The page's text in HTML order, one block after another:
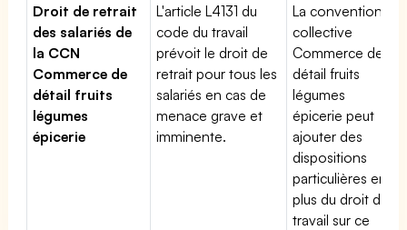
Droit de retrait
des salariés de
la CCN
Commerce de
détail fruits
légumes
épicerie
L'article L4131 du
code du travail
prévoit le droit de
retrait pour tous les
salariés en cas de
menace grave et
imminente.
La convention
collective
Commerce de
détail fruits
légumes
épicerie peut
ajouter des
dispositions
particulières en
plus du droit du
travail sur ce